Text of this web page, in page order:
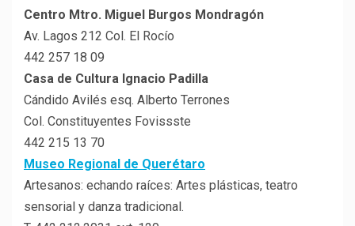
Centro Mtro. Miguel Burgos Mondragón
Av. Lagos 212 Col. El Rocío
442 257 18 09
Casa de Cultura Ignacio Padilla
Cándido Avilés esq. Alberto Terrones
Col. Constituyentes Fovissste
442 215 13 70
Museo Regional de Querétaro
Artesanos: echando raíces: Artes plásticas, teatro
sensorial y danza tradicional.